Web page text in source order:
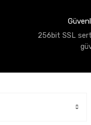
256bit SSL